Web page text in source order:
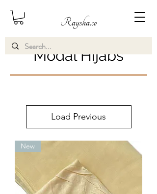
Raysha.co
Modal Hijabs
Load Previous
New